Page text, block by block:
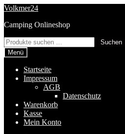
Zur
springen
Zum
springen
Volkmer24
Camping Onlineshop
Suchen
nach:
Suchen
Menü
Startseite
Impressum
AGB
Datenschutz
Warenkorb
Kasse
Mein Konto